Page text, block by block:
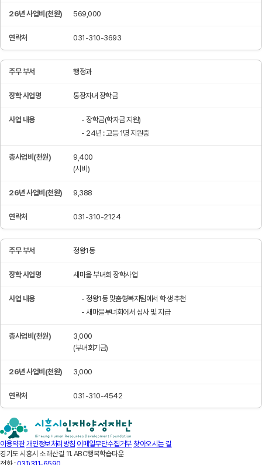
569,000
031-310-3693
행정과
통장자녀 장학금
- 장학금(학자금 지원)
- 24년 : 고등 1명 지원중
9,400
(시비)
9,388
031-310-2124
정왕1동
새마을 부녀회 장학사업
- 정왕1동 맞춤형복지팀에서 학생 추천
- 새마을부녀회에서 심사 및 지급
3,000
(부녀회기금)
3,000
031-310-4542
이용약관 개인정보처리방침 이메일무단수집거부 찾아오시는 길
경기도 시흥시 소래산길 11. ABC행복학습타운